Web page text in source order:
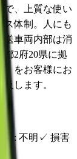
で、上質な使い
ス体制。人にも
送車両内部は消
都2府20県に拠
」をお客様にお
します。
: 不明 ✓ 損害